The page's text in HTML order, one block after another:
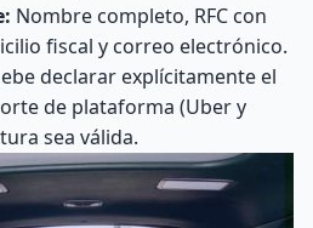
Nombre completo, RFC con
fiscal y correo electrónico.
declarar explícitamente el
de plataforma (Uber y
sea válida.